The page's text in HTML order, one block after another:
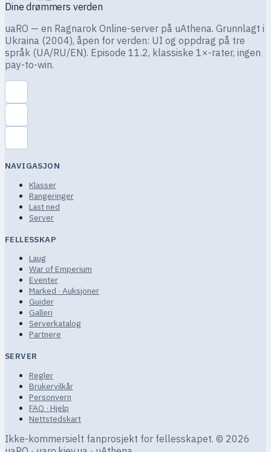
Dine drømmers verden
uaRO — en Ragnarok Online-server på uAthena. Grunnlagt i
Ukraina (2004), åpen for verden: UI og oppdrag på tre
språk (UA/RU/EN). Episode 11.2, klassiske 1×-rater, ingen
pay-to-win.
NAVIGASJON
Klasser
Rangeringer
Last ned
Server
FELLESSKAP
Laug
War of Emperium
Eventer
Marked · Auksjoner
Guider
Galleri
Serverkatalog
Partnere
SERVER
Regler
Brukervilkår
Personvern
FAQ · Hjelp
Nettstedskart
Ikke-kommersielt fanprosjekt for fellesskapet. © 2026